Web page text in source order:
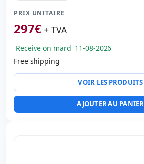
PRIX UNITAIRE
297€ + TVA
Receive on mardi 11-08-2026
Free shipping
VOIR LES PRODUITS
AJOUTER AU PANIER